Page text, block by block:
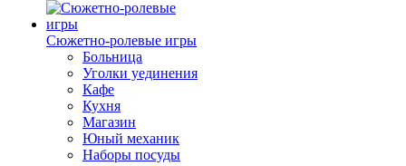
Сюжетно-ролевые игры
Больница
Уголки уединения
Кафе
Кухня
Магазин
Юный механик
Наборы посуды